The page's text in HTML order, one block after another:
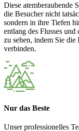
Diese atemberaubende
die Besucher nicht
sondern in ihre Tiefen
entlang des Flusses
zu sehen, indem Sie
verbinden.
Nur das Beste
Unser professionelles